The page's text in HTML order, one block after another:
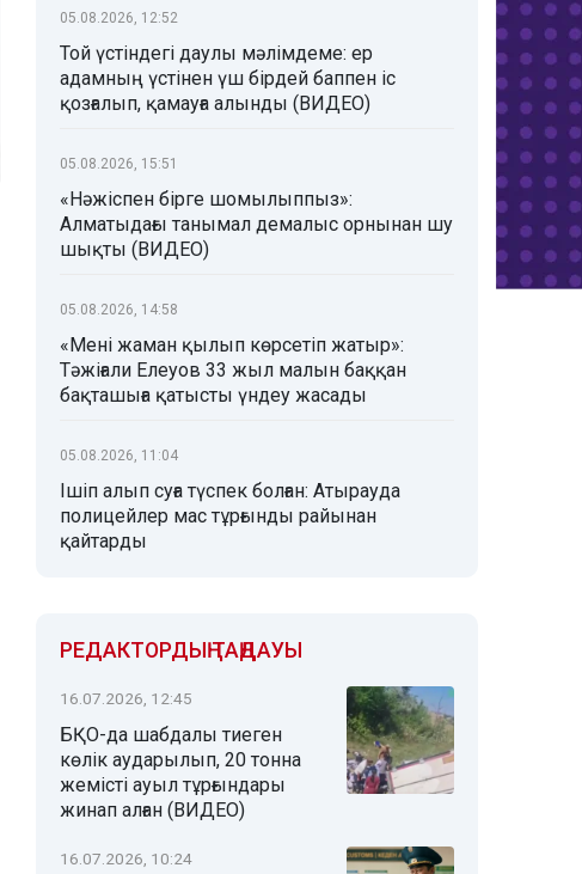
05.08.2026, 12:52
Той үстіндегі даулы мәлімдеме: ер
адамның үстінен үш бірдей баппен іс
қозғалып, қамауға алынды (ВИДЕО)
05.08.2026, 15:51
«Нәжіспен бірге шомылыппыз»:
Алматыдағы танымал демалыс орнынан шу
шықты (ВИДЕО)
05.08.2026, 14:58
«Мені жаман қылып көрсетіп жатыр»:
Тәжіғали Елеуов 33 жыл малын баққан
бақташыға қатысты үндеу жасады
05.08.2026, 11:04
Ішіп алып суға түспек болған: Атырауда
полицейлер мас тұрғынды райынан
қайтарды
РЕДАКТОРДЫҢ ТАҢДАУЫ
16.07.2026, 12:45
БҚО-да шабдалы тиеген
көлік аударылып, 20 тонна
жемісті ауыл тұрғындары
жинап алған (ВИДЕО)
16.07.2026, 10:24